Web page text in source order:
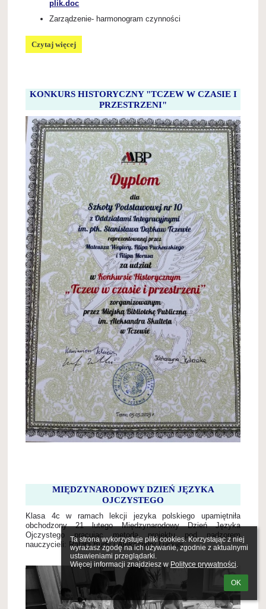
Ta strona wykorzystuje pliki cookies. Korzystając z niej
wyrażasz zgodę na ich używanie, zgodnie z aktualnymi
ustawieniami przeglądarki.
Więcej informacji znajdziesz w Polityce prywatności.
OK
plik.doc
Zarządzenie- harmonogram czynności
REKRUTACJA
DO
KLAS
ROK
SZKOLNY2025/2026:
Czytaj więcej
KONKURS HISTORYCZNY "TCZEW W CZASIE I
PRZESTRZENI"
MIĘDZYNARODOWY DZIEŃ JĘZYKA
OJCZYSTEGO
Klasa 4c w ramach lekcji jezyka polskiego upamiętniła
obchodzony 21 lutego Międzynarodowy Dzień Języka
Ojczystego pracując metodą projektu pod nadzorem
nauczycieli: Rafała Budy i Aleksandry Łuckiej.